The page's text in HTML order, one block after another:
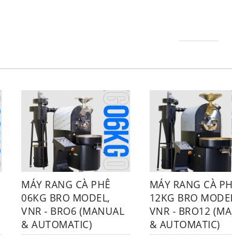
MÁY RANG CÀ PHÊ
06KG BRO MODEL,
VNR - BRO6 (MANUAL
& AUTOMATIC)
MÁY RANG CÀ
12KG BRO
VNR - BRO12
& AUTOMATIC)